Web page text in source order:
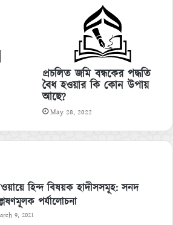
প্রচলিত জমি বন্ধকের পদ্ধতি
বৈধ হওয়ার কি কোন উপায়
আছে?
May 28, 2022
হিন্দ বিষয়ক হাদীসসমূহ: সনদ
পর্যালোচনা
9, 2021